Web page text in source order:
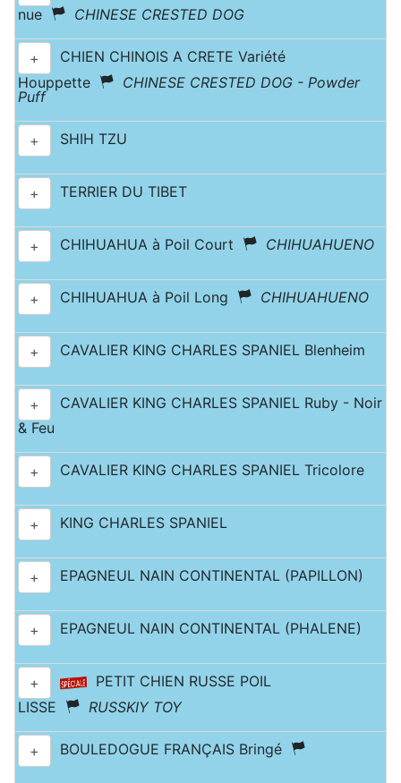
nue
CHINESE CRESTED DOG
+
CHIEN CHINOIS A CRETE Variété
Houppette
CHINESE CRESTED DOG - Powder
Puff
+ SHIH TZU
+ TERRIER DU TIBET
+ CHIHUAHUA à Poil Court CHIHUAHUENO
+ CHIHUAHUA à Poil Long CHIHUAHUENO
+ CAVALIER KING CHARLES SPANIEL Blenheim
+
CAVALIER KING CHARLES SPANIEL Ruby - Noir
& Feu
+ CAVALIER KING CHARLES SPANIEL Tricolore
+ KING CHARLES SPANIEL
+ EPAGNEUL NAIN CONTINENTAL (PAPILLON)
+ EPAGNEUL NAIN CONTINENTAL (PHALENE)
+
PETIT CHIEN RUSSE POIL
LISSE
RUSSKIY TOY
+ BOULEDOGUE FRANÇAIS Bringé